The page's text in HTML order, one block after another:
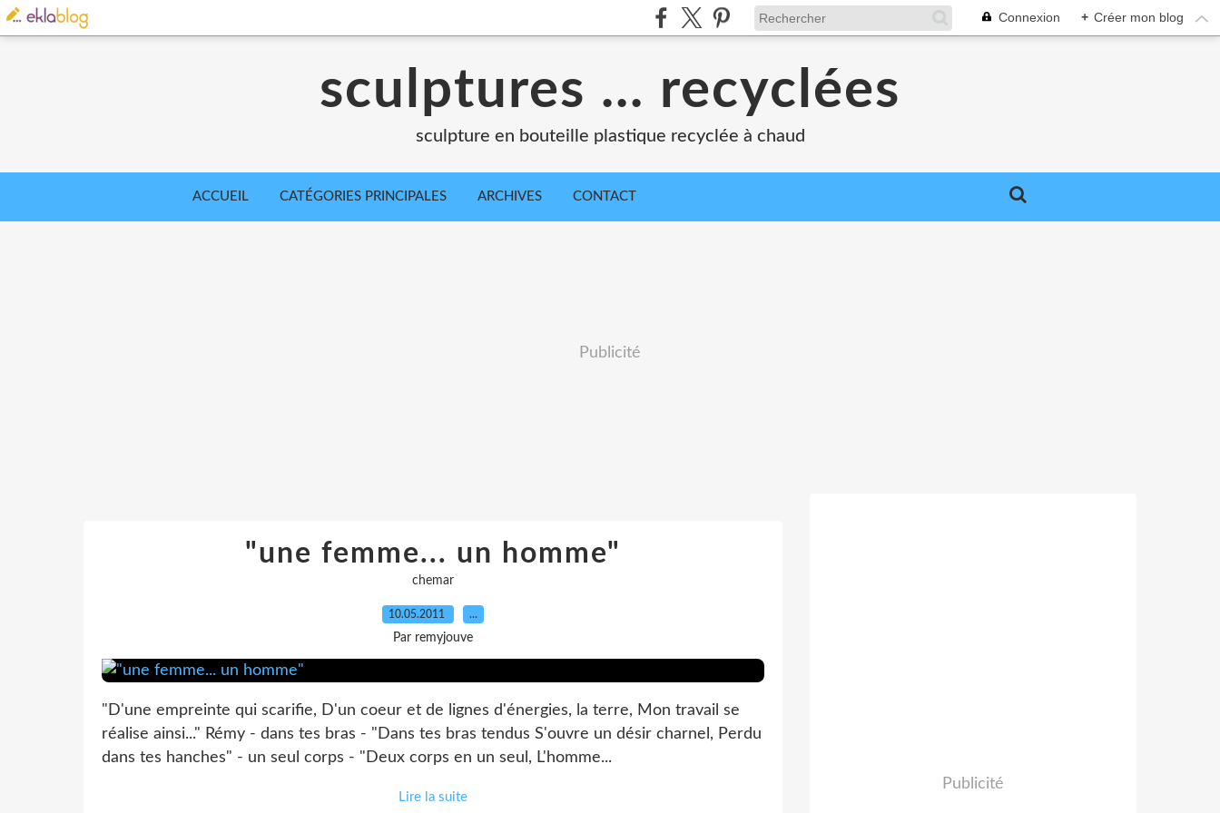
Connexion + Créer mon blog
sculptures ... recyclées
sculpture en bouteille plastique recyclée à chaud
ACCUEIL CATÉGORIES PRINCIPALES ARCHIVES CONTACT
Publicité
"une femme... un homme"
chemar
10.05.2011 …
Par remyjouve
"D'une empreinte qui scarifie, D'un coeur et de lignes d'énergies, la terre, Mon travail se
réalise ainsi..." Rémy - dans tes bras - "Dans tes bras tendus S'ouvre un désir charnel, Perdu
dans tes hanches" - un seul corps - "Deux corps en un seul, L'homme...
Lire la suite
Publicité